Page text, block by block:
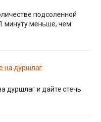
подсоленной
минуту меньше, чем
дуршлаг и дайте стечь